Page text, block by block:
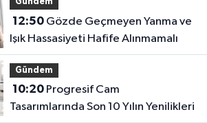
Gündem
12:50Gözde Geçmeyen Yanma ve
Işık Hassasiyeti Hafife Alınmamalı
Gündem
10:20Progresif Cam
Tasarımlarında Son 10 Yılın Yenilikleri